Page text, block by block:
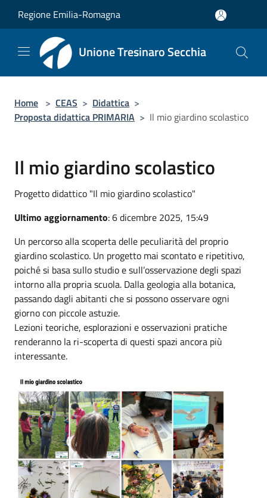
Regione Emilia-Romagna
Unione Tresinaro Secchia
Home > CEAS > Didattica >
Proposta didattica PRIMARIA > Il mio giardino scolastico
Il mio giardino scolastico
Progetto didattico "Il mio giardino scolastico"
Ultimo aggiornamento: 6 dicembre 2025, 15:49
Un percorso alla scoperta delle peculiarità del proprio
giardino scolastico. Un progetto mai scontato e ripetitivo,
poiché si basa sullo studio e sull’osservazione degli spazi
intorno alla propria scuola. Dalla geologia alla botanica,
passando dagli abitanti che si possono osservare ogni
giorno con piccole astuzie.
Lezioni teoriche, esplorazioni e osservazioni pratiche
renderanno la ri-scoperta di questi spazi ancora più
interessante.